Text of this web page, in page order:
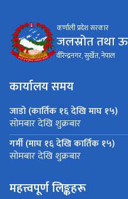
कर्णाली प्रदेश सरकार
जलस्रोत तथा
वीरेन्द्रनगर, सुर्खेत, नेपाल
कार्यालय समय
जाडो (कार्तिक १६ देखि माघ १५)
सोमबार देखि शुक्रबार
गर्मी (माघ १६ देखि कार्तिक १५)
सोमबार देखि शुक्रबार
महत्त्वपूर्ण लिङ्कहरू